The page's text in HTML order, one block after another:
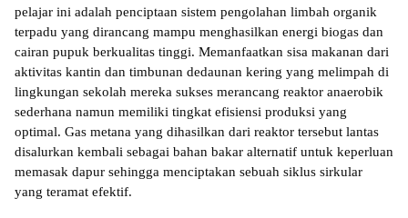
pelajar ini adalah penciptaan sistem pengolahan limbah organik
terpadu yang dirancang mampu menghasilkan energi biogas dan
cairan pupuk berkualitas tinggi. Memanfaatkan sisa makanan dari
aktivitas kantin dan timbunan dedaunan kering yang melimpah di
lingkungan sekolah mereka sukses merancang reaktor anaerobik
sederhana namun memiliki tingkat efisiensi produksi yang
optimal. Gas metana yang dihasilkan dari reaktor tersebut lantas
disalurkan kembali sebagai bahan bakar alternatif untuk keperluan
memasak dapur sehingga menciptakan sebuah siklus sirkular
yang teramat efektif.